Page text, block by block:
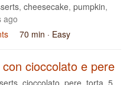
, cheesecake, pumpkin,
ago
70 min · Easy
cioccolato e pere
, cioccolato, pere, torta, 5